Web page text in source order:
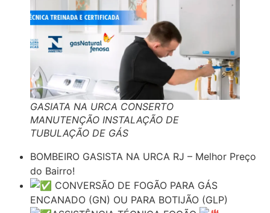
GASIATA NA URCA CONSERTO
MANUTENÇÃO INSTALAÇÃO DE
TUBULAÇÃO DE GÁS
BOMBEIRO GASISTA NA URCA RJ – Melhor Preço
do Bairro!
CONVERSÃO DE FOGÃO PARA GÁS
ENCANADO (GN) OU PARA BOTIJÃO (GLP)